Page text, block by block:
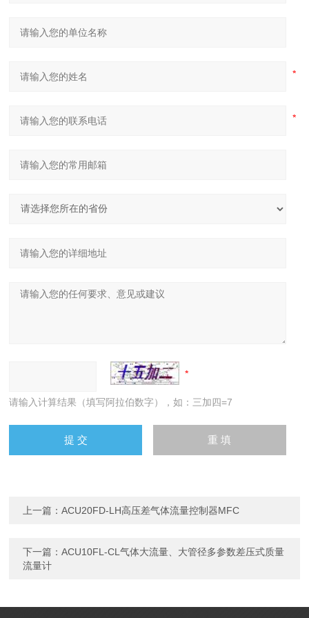
请输入计算结果（填写阿拉伯数字），如：三加四=7
上一篇：ACU20FD-LH高压差气体流量控制器MFC
下一篇：ACU10FL-CL气体大流量、大管径多参数差压式质量
流量计